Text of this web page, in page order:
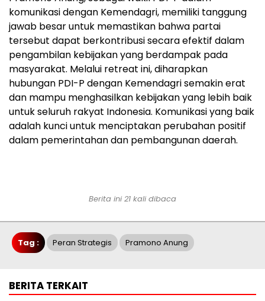
komunikasi dengan Kemendagri, memiliki tanggung
jawab besar untuk memastikan bahwa partai
tersebut dapat berkontribusi secara efektif dalam
pengambilan kebijakan yang berdampak pada
masyarakat. Melalui retreat ini, diharapkan
hubungan PDI-P dengan Kemendagri semakin erat
dan mampu menghasilkan kebijakan yang lebih baik
untuk seluruh rakyat Indonesia. Komunikasi yang baik
adalah kunci untuk menciptakan perubahan positif
dalam pemerintahan dan pembangunan daerah.
Berita ini 21 kali dibaca
Tag : Peran Strategis Pramono Anung
BERITA TERKAIT